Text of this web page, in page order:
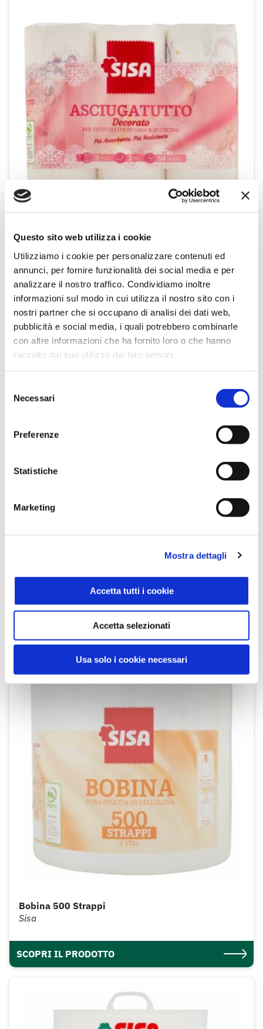
Questo sito web utilizza i cookie
Utilizziamo i cookie per personalizzare contenuti ed
annunci, per fornire funzionalità dei social media e per
analizzare il nostro traffico. Condividiamo inoltre
informazioni sul modo in cui utilizza il nostro sito con i
nostri partner che si occupano di analisi dei dati web,
pubblicità e social media, i quali potrebbero combinarle
con altre informazioni che ha fornito loro o che hanno
raccolto dal suo utilizzo dei loro servizi.
delNecessari
Preferenze
Statistiche
Marketing
Mostra dettagli
Accetta tutti i cookie
Accetta selezionati
Usa solo i cookie necessari
Asciugatutto Decorato 3 pz
Sisa
Asciugatutto Decorato Rotoli 2 pz
SCOPRI IL PRODOTTO
Bobina 500 Strappi
Sisa
SCOPRI IL PRODOTTO